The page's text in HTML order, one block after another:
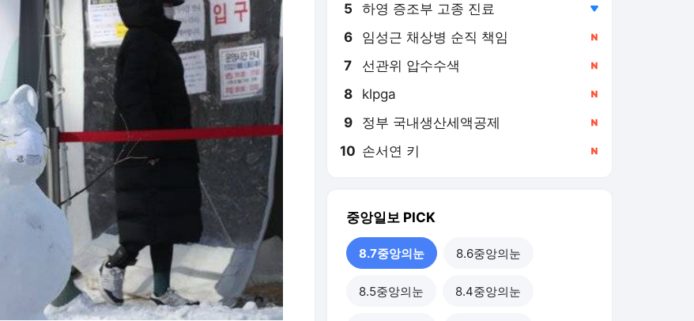
5 하영 증조부 고종 진료
6 임성근 채상병 순직 책임
7 선관위 압수수색
8 klpga
9 정부 국내생산세액공제
10 손서연 키
중앙일보 PICK
8.7중앙의눈 8.6중앙의눈
8.5중앙의눈 8.4중앙의눈